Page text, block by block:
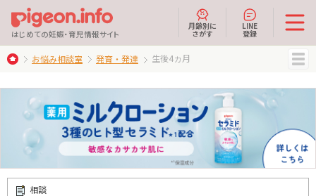
はじめての妊娠・育児情報サイト
月齢別に
さがす
LINE
登録
お悩み相談室 発育・発達 生後4ヵ月
相談